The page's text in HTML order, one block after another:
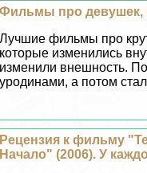
Фильмы про дeвyшек,
Лучшие фильмы про
которые изменились
изменили внешность.
уpoдинами, а потом
Рецензия к фильму
Начало" (2006). У